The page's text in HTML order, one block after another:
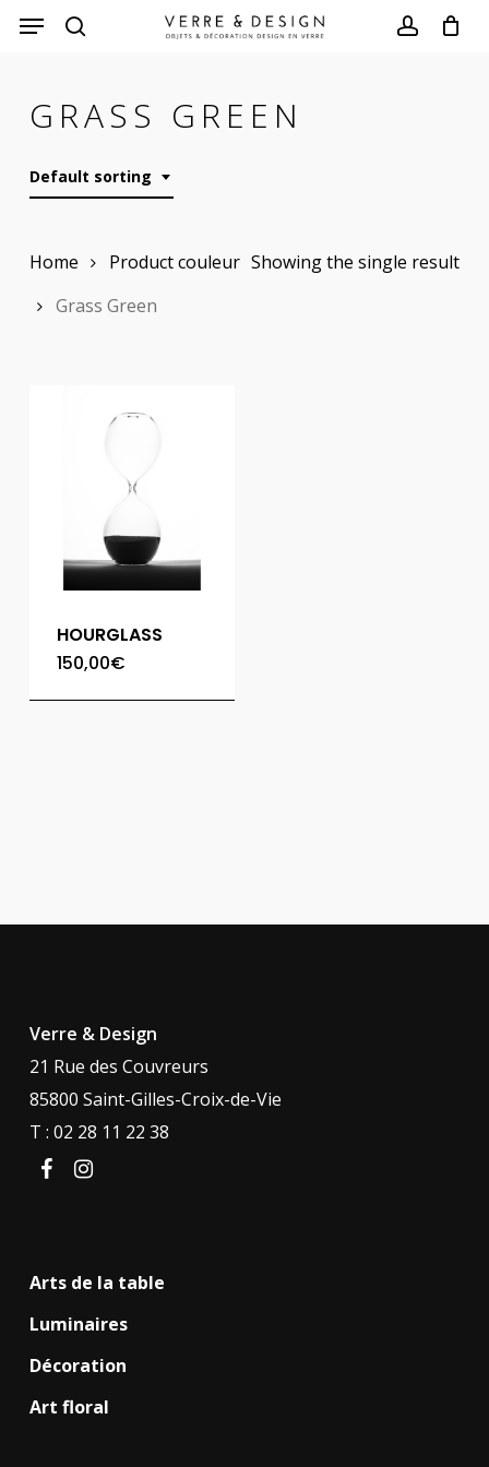
Skip
contentGRASS GREEN
Default sorting
Showing the single result
Home
Product couleur
Grass Green
HOURGLASS
150,00€
Verre & Design
21 Rue des Couvreurs
85800 Saint-Gilles-Croix-de-Vie
T : 02 28 11 22 38
facebookinstagram
Arts de la table
Luminaires
Décoration
Art floral